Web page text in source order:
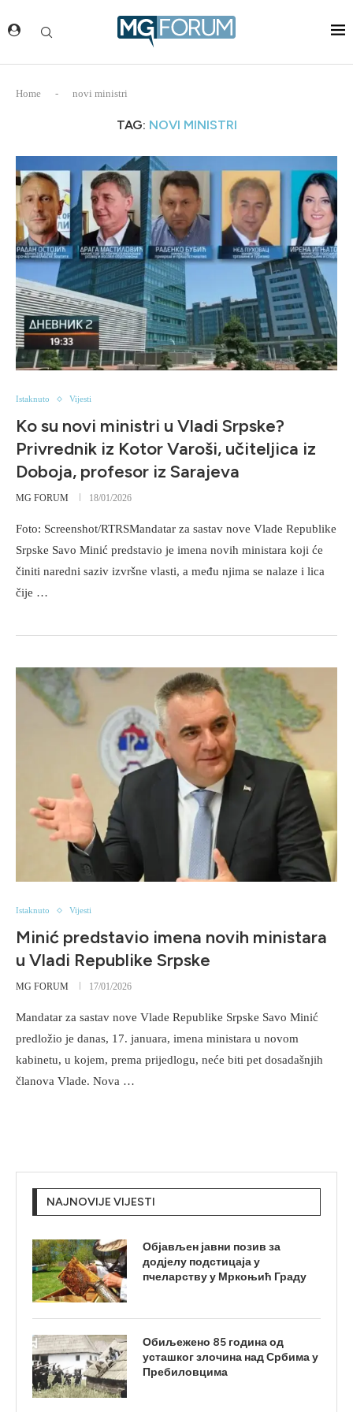
Home - novi ministri
TAG: NOVI MINISTRI
Istaknuto Vijesti
Ko su novi ministri u Vladi Srpske?
Privrednik iz Kotor Varoši, učiteljica iz
Doboja, profesor iz Sarajeva
MG FORUM 18/01/2026
Foto: Screenshot/RTRSMandatar za sastav nove Vlade Republike
Srpske Savo Minić predstavio je imena novih ministara koji će
činiti naredni saziv izvršne vlasti, a među njima se nalaze i lica
čije …
Istaknuto Vijesti
Minić predstavio imena novih ministara
u Vladi Republike Srpske
MG FORUM 17/01/2026
Mandatar za sastav nove Vlade Republike Srpske Savo Minić
predložio je danas, 17. januara, imena ministara u novom
kabinetu, u kojem, prema prijedlogu, neće biti pet dosadašnjih
članova Vlade. Nova …
NAJNOVIJE VIJESTI
Објављен јавни позив за
додјелу подстицаја у
пчеларству у Мркоњић Граду
Обиљежено 85 година од
усташког злочина над Србима у
Пребиловцима